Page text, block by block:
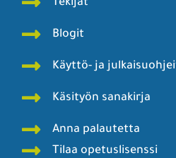
Blogit
Käyttö- ja
Käsityön sanakirja
Anna palautetta
Tilaa opetuslisenssi